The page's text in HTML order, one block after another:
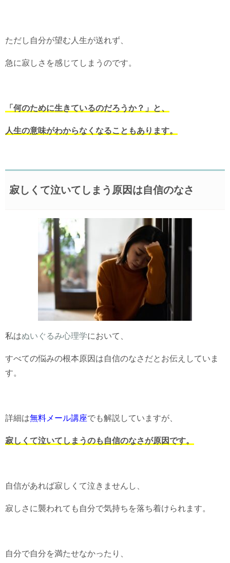
ただし自分が望む人生が送れず、
急に寂しさを感じてしまうのです。
「何のために生きているのだろうか？」と、
人生の意味がわからなくなることもあります。
寂しくて泣いてしまう原因は自信のなさ
私はぬいぐるみ心理学において、
すべての悩みの根本原因は自信のなさだとお伝えしていま
す。
詳細は無料メール講座でも解説していますが、
寂しくて泣いてしまうのも自信のなさが原因です。
自信があれば寂しくて泣きませんし、
寂しさに襲われても自分で気持ちを落ち着けられます。
自分で自分を満たせなかったり、